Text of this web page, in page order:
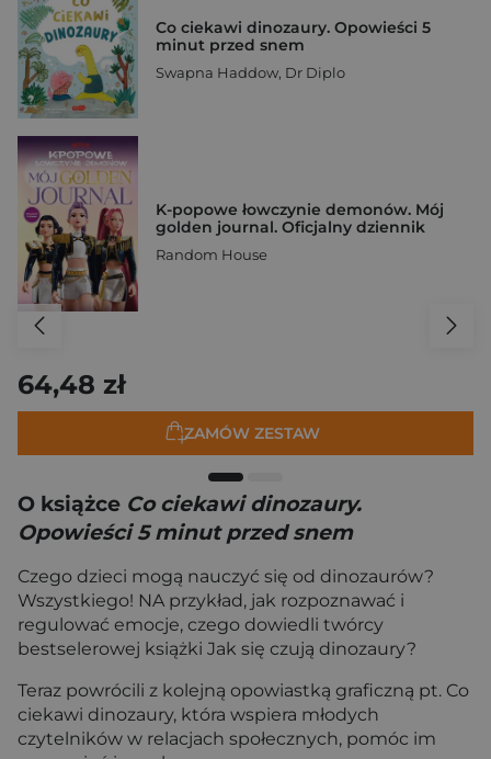
Co ciekawi dinozaury. Opowieści 5
minut przed snem
Swapna Haddow, Dr Diplo
K-popowe łowczynie demonów. Mój
golden journal. Oficjalny dziennik
Random House
64,48 zł
ZAMÓW ZESTAW
O książce Co ciekawi dinozaury.
Opowieści 5 minut przed snem
Czego dzieci mogą nauczyć się od dinozaurów?
Wszystkiego! NA przykład, jak rozpoznawać i
regulować emocje, czego dowiedli twórcy
bestselerowej książki Jak się czują dinozaury?
Teraz powrócili z kolejną opowiastką graficzną pt. Co
ciekawi dinozaury, która wspiera młodych
czytelników w relacjach społecznych, pomóc im